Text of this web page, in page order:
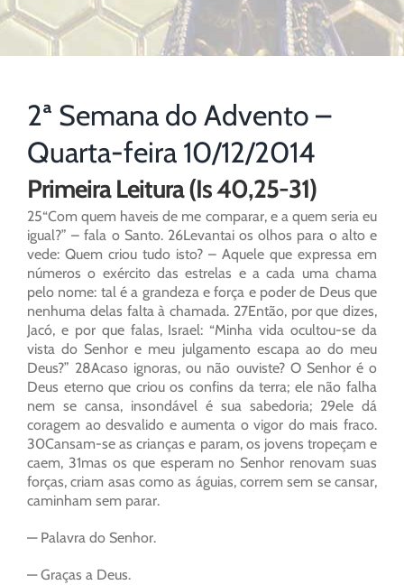
2ª Semana do Advento –
Quarta-feira 10/12/2014
Primeira Leitura (Is 40,25-31)
25“Com quem haveis de me comparar, e a quem seria eu
igual?” – fala o Santo. 26Levantai os olhos para o alto e
vede: Quem criou tudo isto? – Aquele que expressa em
números o exército das estrelas e a cada uma chama
pelo nome: tal é a grandeza e força e poder de Deus que
nenhuma delas falta à chamada. 27Então, por que dizes,
Jacó, e por que falas, Israel: “Minha vida ocultou-se da
vista do Senhor e meu julgamento escapa ao do meu
Deus?” 28Acaso ignoras, ou não ouviste? O Senhor é o
Deus eterno que criou os confins da terra; ele não falha
nem se cansa, insondável é sua sabedoria; 29ele dá
coragem ao desvalido e aumenta o vigor do mais fraco.
30Cansam-se as crianças e param, os jovens tropeçam e
caem, 31mas os que esperam no Senhor renovam suas
forças, criam asas como as águias, correm sem se cansar,
caminham sem parar.
— Palavra do Senhor.
— Graças a Deus.